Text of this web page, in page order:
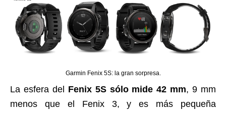
Garmin Fenix 5S: la gran sorpresa.
La esfera del Fenix 5S sólo mide 42 mm, 9 mm
menos que el Fenix 3, y es más pequeña